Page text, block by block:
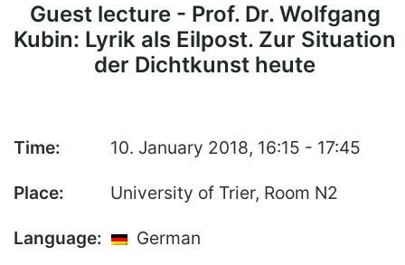
International
Journal for
Comparative
Publisher’s
Guest lecture - Prof. Dr. Wolfgang
Kubin: Lyrik als Eilpost. Zur Situation
der Dichtkunst heute
Time: 10. January 2018, 16:15 - 17:45
Place: University of Trier, Room N2
Language: German